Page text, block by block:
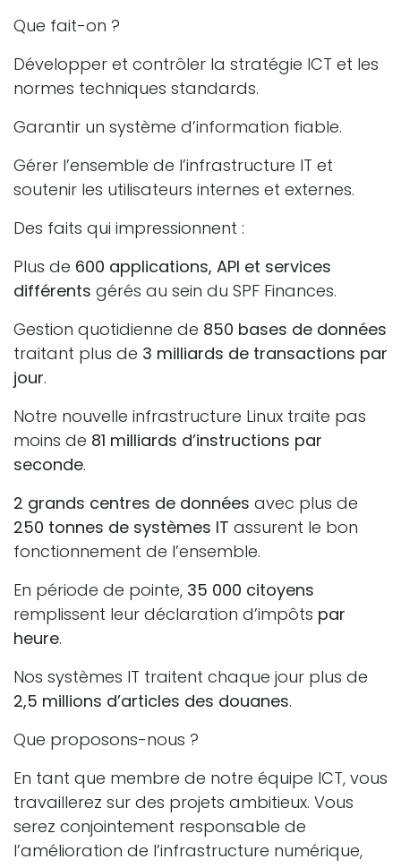
Que fait-on ?
Développer et contrôler la stratégie ICT et les
normes techniques standards.
Garantir un système d’information fiable.
Gérer l’ensemble de l’infrastructure IT et
soutenir les utilisateurs internes et externes.
Des faits qui impressionnent :
Plus de 600 applications, API et services
différents gérés au sein du SPF Finances.
Gestion quotidienne de 850 bases de données
traitant plus de 3 milliards de transactions par
jour.
Notre nouvelle infrastructure Linux traite pas
moins de 81 milliards d’instructions par
seconde.
2 grands centres de données avec plus de
250 tonnes de systèmes IT assurent le bon
fonctionnement de l’ensemble.
En période de pointe, 35 000 citoyens
remplissent leur déclaration d’impôts par
heure.
Nos systèmes IT traitent chaque jour plus de
2,5 millions d’articles des douanes.
Que proposons-nous ?
En tant que membre de notre équipe ICT, vous
travaillerez sur des projets ambitieux. Vous
serez conjointement responsable de
l’amélioration de l’infrastructure numérique,